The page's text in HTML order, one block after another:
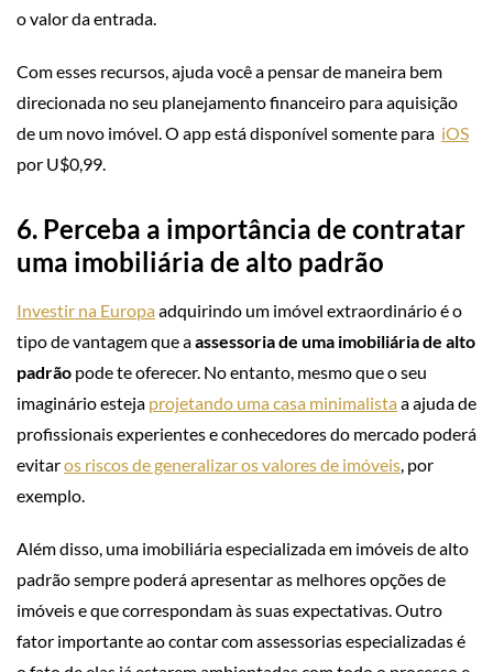
o valor da entrada.
Com esses recursos, ajuda você a pensar de maneira bem
direcionada no seu planejamento financeiro para aquisição
de um novo imóvel. O app está disponível somente para iOS
por U$0,99.
6. Perceba a importância de contratar
uma imobiliária de alto padrão
Investir na Europaadquirindo um imóvel extraordinário é o
tipo de vantagem que aassessoria de uma imobiliária de alto
padrão pode te oferecer. No entanto, mesmo que o seu
imaginário esteja projetando uma casa minimalistaa ajuda de
profissionais experientes e conhecedores do mercado poderá
evitaros riscos de generalizar os valores de imóveis, por
exemplo.
Além disso, uma imobiliária especializada em imóveis de alto
padrão sempre poderá apresentar as melhores opções de
imóveis e que correspondam às suas expectativas. Outro
fator importante ao contar com assessorias especializadas é